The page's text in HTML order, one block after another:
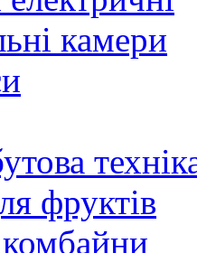
камери
фруктів